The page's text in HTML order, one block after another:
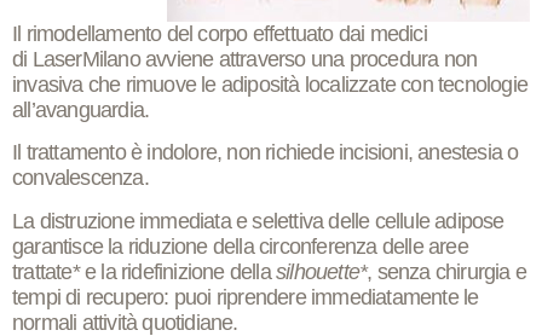
Il rimodellamento del corpo effettuato dai medici
di LaserMilanoavviene attraverso una procedura non
invasiva che rimuove le adiposità localizzatecon tecnologie
all’avanguardia.
Il trattamento è indolore, non richiede incisioni, anestesia o
convalescenza.
La distruzione immediata e selettiva delle cellule adipose
garantisce la riduzione della circonferenza delle aree
trattate* e la ridefinizione della silhouette*, senza chirurgia e
tempi di recupero: puoi riprendere immediatamente le
normali attività quotidiane.